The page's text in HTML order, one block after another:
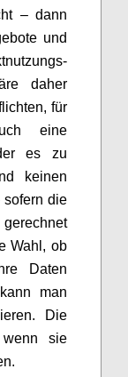
– dann
und
daher
für
eine
es zu
keinen
sofern die
Wahl, ob
Daten
man
Die
wenn sie